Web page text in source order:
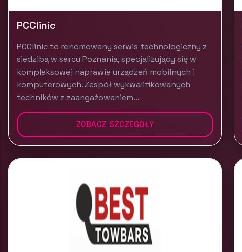
PCClinic
PCClinic to renomowany serwis technologiczny z
siedzibą w sercu Poznania, specjalizujący się w
kompleksowej naprawie urządzeń mobilnych i
komputerowych. Zespół wykwalifikowanych
techników z zaangażowaniem...
ZOBACZ SZCZEGÓŁY